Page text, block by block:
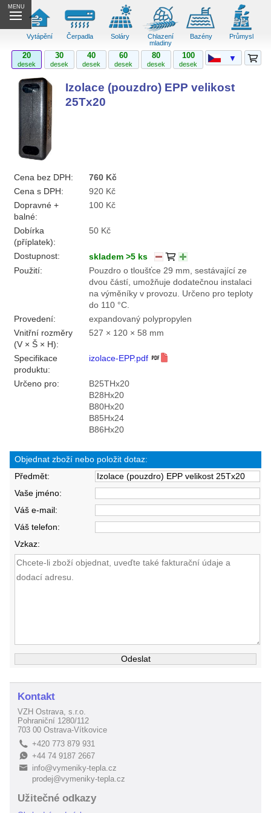
MENU
Vytápění Čerpadla Soláry
Chlazení
mladiny
Bazény Průmysl
20
desek
30
desek
40
desek
60
desek
80
desek
100
desek
Izolace (pouzdro) EPP velikost
25Tx20
Cena bez DPH:
760 Kč
Cena s DPH:
920 Kč
Dopravné +
balné:
100 Kč
Dobírka
(příplatek):
50 Kč
Dostupnost:
skladem >5 ks
Použití:
Pouzdro o tloušťce 29 mm, sestávající ze
dvou částí, umožňuje dodatečnou instalaci
na výměníky v provozu. Určeno pro teploty
do 110 °C.
Provedení:
expandovaný polypropylen
Vnitřní rozměry
(V × Š × H):
527 × 120 × 58 mm
Specifikace
produktu:
izolace-EPP.pdf
Určeno pro:
B25THx20
B28Hx20
B80Hx20
B85Hx24
B86Hx20
Objednat zboží nebo položit dotaz:
Předmět:
Vaše jméno:
Váš e-mail:
Váš telefon:
Vzkaz:
▼
Kontakt
VZH Ostrava, s.r.o.
Pohraniční 1280/112
703 00 Ostrava-Vítkovice
L +420 773 879 931
E+44 74 9187 2667
B
info@vymeniky-tepla.cz
prodej@vymeniky-tepla.cz
Užitečné odkazy